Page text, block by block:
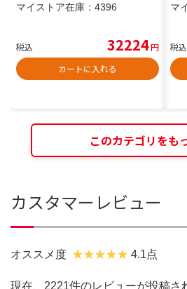
マイストア在庫： 4396
税込 32224円
カートに入れる
マ
税込
このカテゴリをも
カスタマーレビュー
オススメ度 4.1点
現在、2221件のレビューが投稿さ